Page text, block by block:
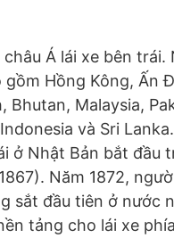
châu Á lái xe bên trái.
gồm Hồng Kông, Ấn
Bhutan, Malaysia,
và Sri
ở Nhật Bản bắt đầu
Năm 1872,
sắt đầu tiên ở nước
tảng cho lái xe